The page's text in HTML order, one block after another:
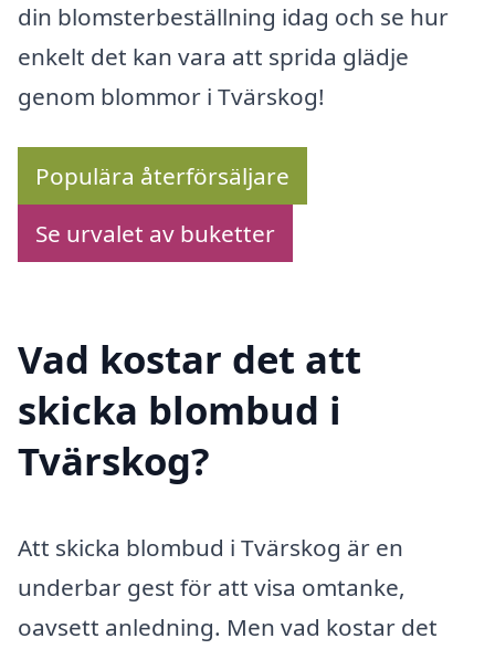
din blomsterbeställning idag och se hur
enkelt det kan vara att sprida glädje
genom blommor i Tvärskog!
Populära återförsäljare
Se urvalet av buketter
Vad kostar det att
skicka blombud i
Tvärskog?
Att skicka blombud i Tvärskog är en
underbar gest för att visa omtanke,
oavsett anledning. Men vad kostar det